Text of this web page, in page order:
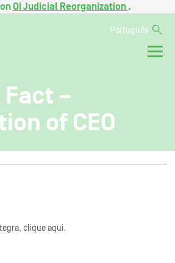
Oi Judicial Reorganization .
Português
–
of CEO
clique aqui.